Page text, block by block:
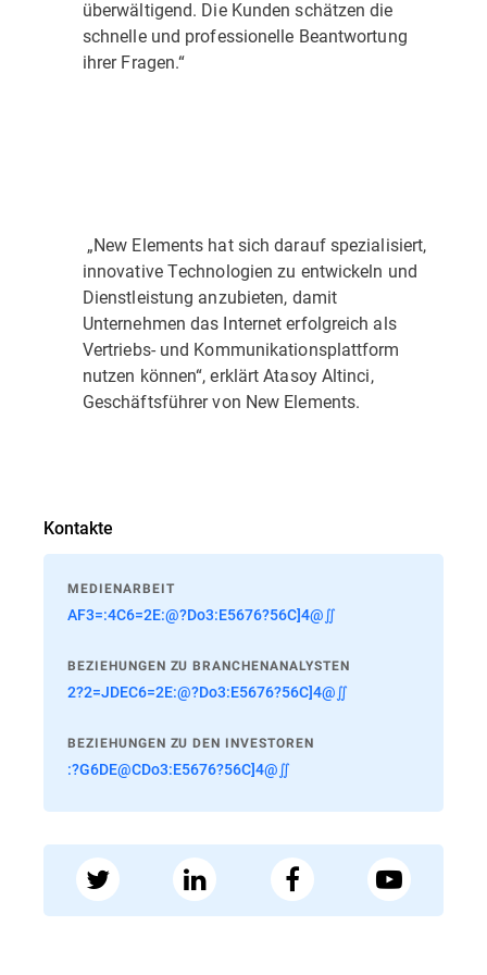
überwältigend. Die Kunden schätzen die
schnelle und professionelle Beantwortung
ihrer Fragen.“
„New Elements hat sich darauf spezialisiert,
innovative Technologien zu entwickeln und
Dienstleistung anzubieten, damit
Unternehmen das Internet erfolgreich als
Vertriebs- und Kommunikationsplattform
nutzen können“, erklärt Atasoy Altinci,
Geschäftsführer von New Elements.
Kontakte
MEDIENARBEIT
AF3=:4C6=2E:@?Do3:E5676?56C]4@∬
BEZIEHUNGEN ZU BRANCHENANALYSTEN
2?2=JDEC6=2E:@?Do3:E5676?56C]4@∬
BEZIEHUNGEN ZU DEN INVESTOREN
:?G6DE@CDo3:E5676?56C]4@∬